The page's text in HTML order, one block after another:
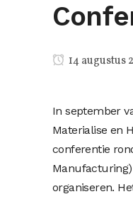
14 augustus
In september
Materialise en
conferentie
organiseren.